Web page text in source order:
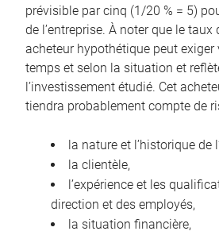
prévisible par cinq (1/20 % = 5)
de l’entreprise. À noter que le taux
acheteur hypothétique peut exiger
temps et selon la situation et
l’investissement étudié. Cet
tiendra probablement compte de
la nature et l’historique de
la clientèle,
l’expérience et les
direction et des employés,
la situation financière,